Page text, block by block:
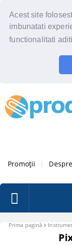
Acest site
imbunatati
functionalitati
Promoții
Prima pagină